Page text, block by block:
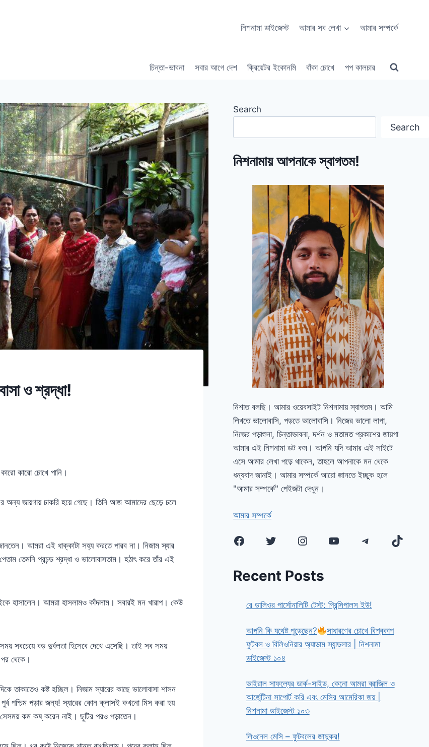
নিশনামা ডাইজেস্ট আমার সব লেখা আমার সম্পর্কে
চিন্তা-ভাবনা সবার আগে দেশ ক্রিয়েটর ইকোনমি বাঁকা চোখে পপ কালচার
ও শ্রদ্ধা!
কারো চোখে পানি।
অন্য জায়গায় চাকরি হয়ে গেছে। তিনি আজ আমাদের ছেড়ে চলে
আমরা এই ধাক্কাটা সহ্য করতে পারব না। নিজাম স্যার
তেমনি প্রচন্ড শ্রদ্ধা ও ভালোবাসতাম। হঠাৎ করে তাঁর এই
হাসালেন। আমরা হাসলামও কাঁদলাম। সবারই মন খারাপ। কেউ
সবচেয়ে বড় দুর্বলতা হিসেবে দেখে এসেছি। তাই সব সময়
থেকে।
তাকাতেও কষ্ট হচ্ছিল। নিজাম স্যারের কাছে ভালোবাসা শাসন
পশ্চিম পড়ার জন্য! স্যারের কোন ক্লাসই কখনো মিস করা হয়
সেসময় কম কষ্ করেন নাই। ছুটির পরও পড়াতেন।
Search
Search
নিশনামায় আপনাকে স্বাগতম!
নিশাত বলছি। আমার ওয়েবসাইট নিশনামায় স্বাগতম। আমি
লিখতে ভালোবাসি, পড়তে ভালোবাসি। নিজের ভালো লাগা,
নিজের পড়াশুনা, চিন্তাভাবনা, দর্শন ও মতামত প্রকাশের জায়গা
আমার এই নিশনামা ডট কম। আপনি যদি আমার এই সাইটে
এসে আমার লেখা পড়ে থাকেন, তাহলে আপনাকে মন থেকে
ধন্যবাদ জানাই। আমার সম্পর্কে আরো জানতে ইচ্ছুক হলে
"আমার সম্পর্কে" পেইজটা দেখুন।
আমার সম্পর্কে
FacebookTwitterInstagramYouTubeTelegramTikTok
Recent Posts
রে ডালিওর পার্সোনালিটি টেস্ট: প্রিন্সিপালস ইউ!
আপনি কি যথেষ্ট পুড়েছেন?
সাধারণের চোখে বিশ্বকাপ
ফুটবল ও বিলিওনিয়ার অ্যাডাম স্যান্ডলার | নিশনামা
ডাইজেস্ট ১০৪
ভাইরাল সাফল্যের ডার্ক-সাইড, কেনো আমরা ব্রাজিল ও
আর্জেন্টিনা সাপোর্ট করি এবং মেসির আমেরিকা জয় |
নিশনামা ডাইজেস্ট ১০৩
লিওনেল মেসি – ফুটবলের জাদুকর!